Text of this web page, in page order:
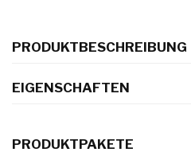
PRODUKTBESCHREIBUNG
EIGENSCHAFTEN
PRODUKTPAKETE